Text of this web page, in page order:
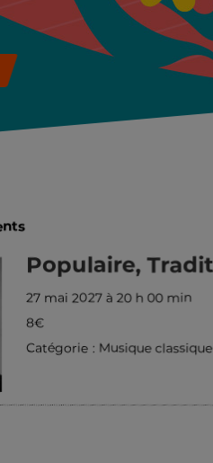
(.pdf)
Populaire,
27 mai 2027 à 20 h 00 min
8€
Catégorie : Musique classique